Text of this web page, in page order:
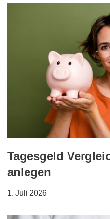
Tagesgeld
anlegen
1. Juli 2026